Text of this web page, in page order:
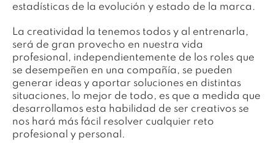
estadísticas de la evolución y estado de la marca.
La creatividad la tenemos todos y al entrenarla,
será de gran provecho en nuestra vida
profesional, independientemente de los roles que
se desempeñen en una compañía, se pueden
generar ideas y aportar soluciones en distintas
situaciones, lo mejor de todo, es que a medida que
desarrollamos esta habilidad de ser creativos se
nos hará más fácil resolver cualquier reto
profesional y personal.